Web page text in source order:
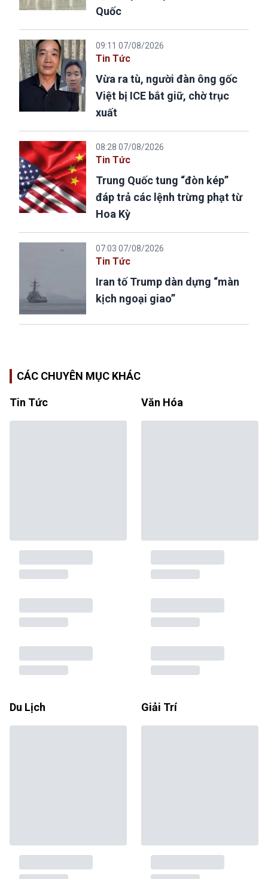
Quốc
09:11 07/08/2026
Tin Tức
Vừa ra tù, người đàn ông gốc
Việt bị ICE bắt giữ, chờ trục
xuất
08:28 07/08/2026
Tin Tức
Trung Quốc tung “đòn kép”
đáp trả các lệnh trừng phạt từ
Hoa Kỳ
07:03 07/08/2026
Tin Tức
Iran tố Trump dàn dựng “màn
kịch ngoại giao”
CÁC CHUYÊN MỤC KHÁC
Tin Tức Văn Hóa
Du Lịch Giải Trí